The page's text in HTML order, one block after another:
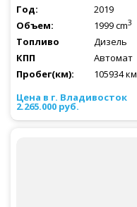
2019
1999 cm3
Дизель
Автомат
105934 км
2.265.000 руб.